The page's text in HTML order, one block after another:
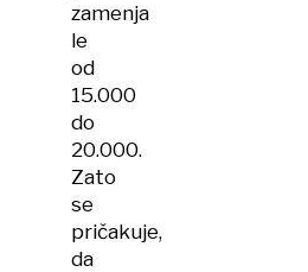
zamenja
le
od
15.000
do
20.000.
Zato
se
pričakuje,
da